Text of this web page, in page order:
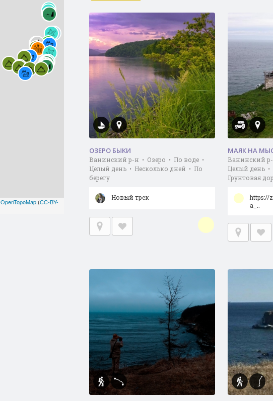
OpenTopoMap (CC-BY-
ОЗЕРО БЫКИ
Ванинский р-н • Озеро • По воде •
Целый день • Несколько дней • По
берегу
Новый трек
МАЯК НА
Ванинский
Целый день •
Грунтовая
https://
a_..